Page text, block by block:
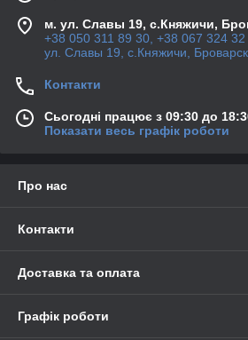
м. ул. Славы 19, с.Княжичи,
+38 050 311 89 30, +38 067 324
ул. Славы 19, с.Княжичи,
Контакти
Сьогодні працює з 09:30 до
Показати весь графік роботи
Про нас
Контакти
Доставка та оплата
Графік роботи